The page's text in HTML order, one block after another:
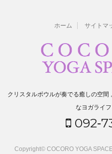
ホーム サイトマ
クリスタルボウルが奏でる癒しの空間
なヨガライ
Copyright© COCORO YOGA